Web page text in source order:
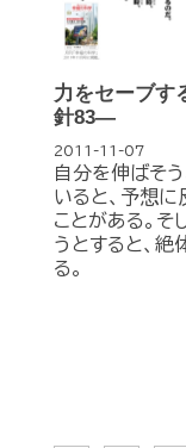
力をセーブす
針83―
2011-11-07
自分を伸ばそう
いると、予想に
ことがある。そ
うとすると、
る。